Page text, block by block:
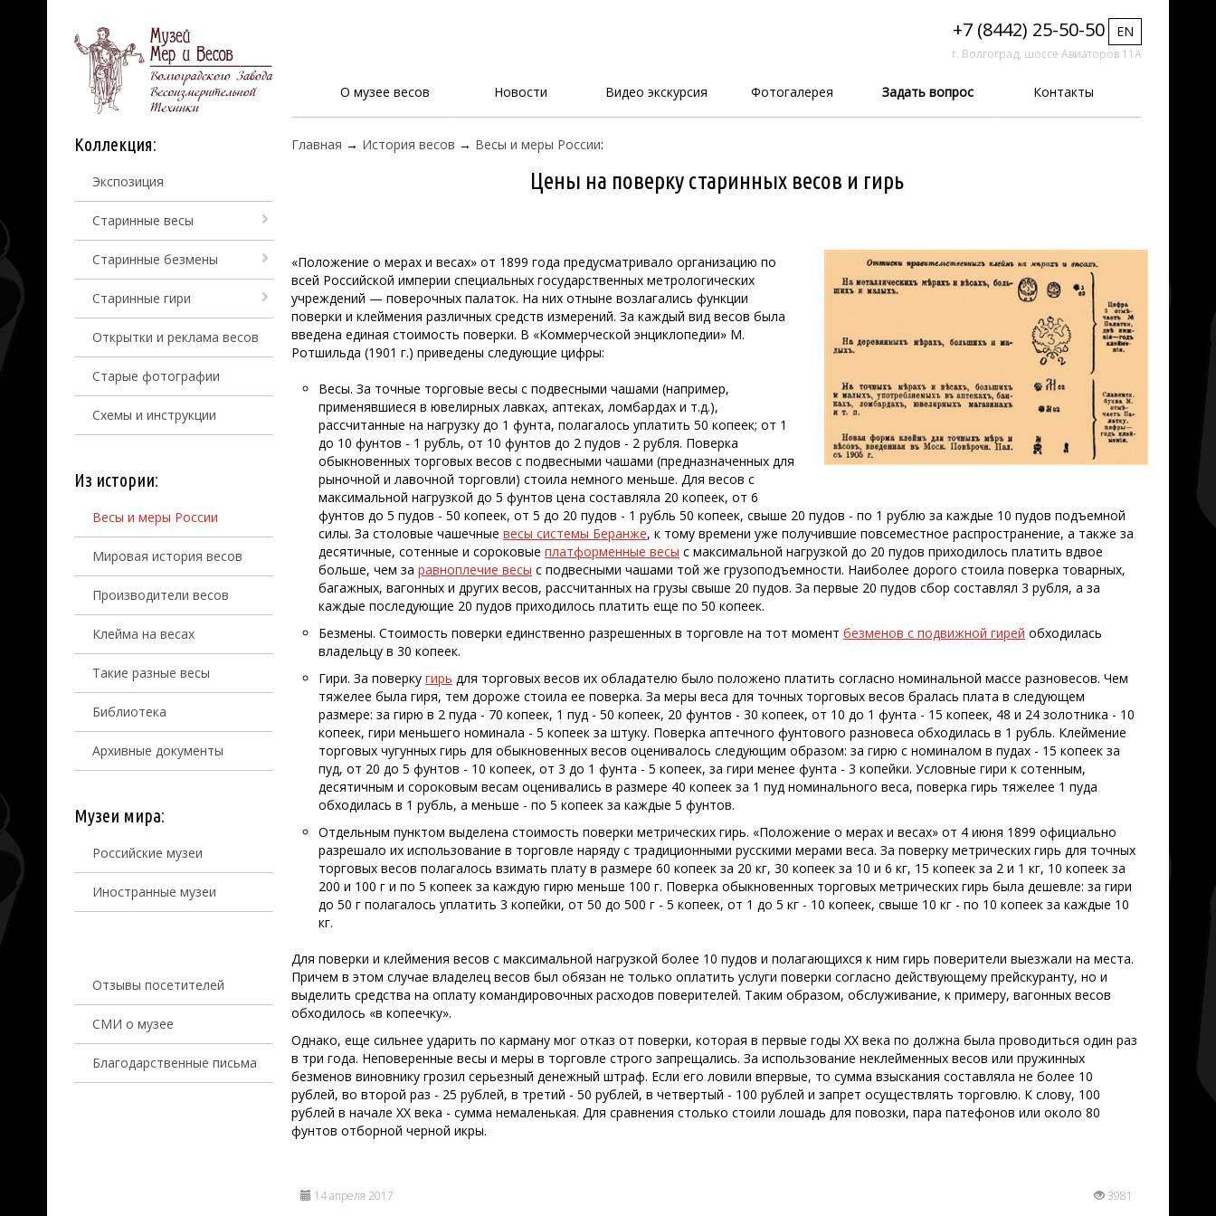
+7 (8442) 25-50-50 EN
г. Волгоград, шоссе Авиаторов 11А
О музее весов Новости Видео экскурсия Фотогалерея Задать вопрос Контакты
Коллекция:
Экспозиция
Старинные весы
Старинные безмены
Старинные гири
Открытки и реклама весов
Старые фотографии
Схемы и инструкции
Из истории:
Весы и меры России
Мировая история весов
Производители весов
Клейма на весах
Такие разные весы
Библиотека
Архивные документы
Музеи мира:
Российские музеи
Иностранные музеи
Отзывы посетителей
СМИ о музее
Благодарственные письма
Главная → История весов → Весы и меры России:
Цены на поверку старинных весов и гирь
«Положение о мерах и весах» от 1899 года предусматривало организацию по
всей Российской империи специальных государственных метрологических
учреждений — поверочных палаток. На них отныне возлагались функции
поверки и клеймения различных средств измерений. За каждый вид весов была
введена единая стоимость поверки. В «Коммерческой энциклопедии» М.
Ротшильда (1901 г.) приведены следующие цифры:
Весы. За точные торговые весы с подвесными чашами (например,
применявшиеся в ювелирных лавках, аптеках, ломбардах и т.д.),
рассчитанные на нагрузку до 1 фунта, полагалось уплатить 50 копеек; от 1
до 10 фунтов - 1 рубль, от 10 фунтов до 2 пудов - 2 рубля. Поверка
обыкновенных торговых весов с подвесными чашами (предназначенных для
рыночной и лавочной торговли) стоила немного меньше. Для весов с
максимальной нагрузкой до 5 фунтов цена составляла 20 копеек, от 6
фунтов до 5 пудов - 50 копеек, от 5 до 20 пудов - 1 рубль 50 копеек, свыше 20 пудов - по 1 рублю за каждые 10 пудов подъемной
силы. За столовые чашечные весы системы Беранже, к тому времени уже получившие повсеместное распространение, а также за
десятичные, сотенные и сороковые платформенные весы с максимальной нагрузкой до 20 пудов приходилось платить вдвое
больше, чем за равноплечие весы с подвесными чашами той же грузоподъемности. Наиболее дорого стоила поверка товарных,
багажных, вагонных и других весов, рассчитанных на грузы свыше 20 пудов. За первые 20 пудов сбор составлял 3 рубля, а за
каждые последующие 20 пудов приходилось платить еще по 50 копеек.
Безмены. Стоимость поверки единственно разрешенных в торговле на тот момент безменов с подвижной гирей обходилась
владельцу в 30 копеек.
Гири. За поверку гирь для торговых весов их обладателю было положено платить согласно номинальной массе разновесов. Чем
тяжелее была гиря, тем дороже стоила ее поверка. За меры веса для точных торговых весов бралась плата в следующем
размере: за гирю в 2 пуда - 70 копеек, 1 пуд - 50 копеек, 20 фунтов - 30 копеек, от 10 до 1 фунта - 15 копеек, 48 и 24 золотника - 10
копеек, гири меньшего номинала - 5 копеек за штуку. Поверка аптечного фунтового разновеса обходилась в 1 рубль. Клеймение
торговых чугунных гирь для обыкновенных весов оценивалось следующим образом: за гирю с номиналом в пудах - 15 копеек за
пуд, от 20 до 5 фунтов - 10 копеек, от 3 до 1 фунта - 5 копеек, за гири менее фунта - 3 копейки. Условные гири к сотенным,
десятичным и сороковым весам оценивались в размере 40 копеек за 1 пуд номинального веса, поверка гирь тяжелее 1 пуда
обходилась в 1 рубль, а меньше - по 5 копеек за каждые 5 фунтов.
Отдельным пунктом выделена стоимость поверки метрических гирь. «Положение о мерах и весах» от 4 июня 1899 официально
разрешало их использование в торговле наряду с традиционными русскими мерами веса. За поверку метрических гирь для точных
торговых весов полагалось взимать плату в размере 60 копеек за 20 кг, 30 копеек за 10 и 6 кг, 15 копеек за 2 и 1 кг, 10 копеек за
200 и 100 г и по 5 копеек за каждую гирю меньше 100 г. Поверка обыкновенных торговых метрических гирь была дешевле: за гири
до 50 г полагалось уплатить 3 копейки, от 50 до 500 г - 5 копеек, от 1 до 5 кг - 10 копеек, свыше 10 кг - по 10 копеек за каждые 10
кг.
Для поверки и клеймения весов с максимальной нагрузкой более 10 пудов и полагающихся к ним гирь поверители выезжали на места.
Причем в этом случае владелец весов был обязан не только оплатить услуги поверки согласно действующему прейскуранту, но и
выделить средства на оплату командировочных расходов поверителей. Таким образом, обслуживание, к примеру, вагонных весов
обходилось «в копеечку».
Однако, еще сильнее ударить по карману мог отказ от поверки, которая в первые годы ХХ века по должна была проводиться один раз
в три года. Неповеренные весы и меры в торговле строго запрещались. За использование неклейменных весов или пружинных
безменов виновнику грозил серьезный денежный штраф. Если его ловили впервые, то сумма взыскания составляла не более 10
рублей, во второй раз - 25 рублей, в третий - 50 рублей, в четвертый - 100 рублей и запрет осуществлять торговлю. К слову, 100
рублей в начале ХХ века - сумма немаленькая. Для сравнения столько стоили лошадь для повозки, пара патефонов или около 80
фунтов отборной черной икры.
3981
14 апреля 2017